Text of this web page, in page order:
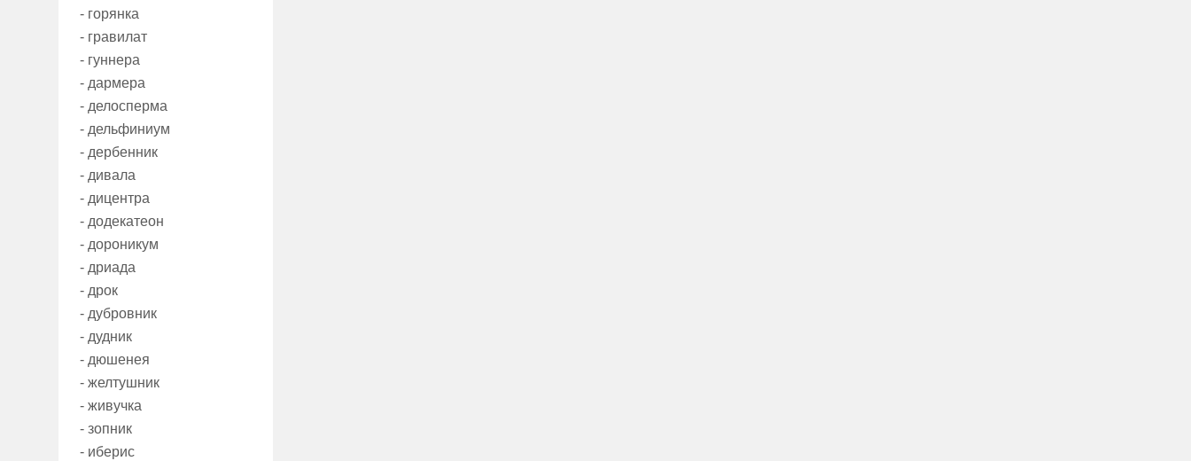
- горянка
- гравилат
- гуннера
- дармера
- делосперма
- дельфиниум
- дербенник
- дивала
- дицентра
- додекатеон
- дороникум
- дриада
- дрок
- дубровник
- дудник
- дюшенея
- желтушник
- живучка
- зопник
- иберис